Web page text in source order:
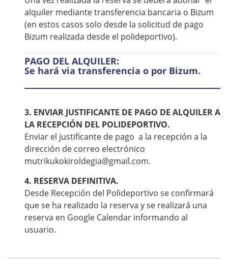
alquiler mediante transferencia bancaria o Bizum
(en estos casos solo desde la solicitud de pago
Bizum realizada desde el polideportivo).
PAGO DEL ALQUILER:
Se hará via transferencia o por Bizum.
3. ENVIAR JUSTIFICANTE DE PAGO DE ALQUILER A
LA RECEPCIÓN DEL POLIDEPORTIVO.
Enviar el justificante de pago a la recepción a la
dirección de correo electrónico
mutrikukokiroldegia@gmail.com.
4. RESERVA DEFINITIVA.
Desde Recepción del Polideportivo se confirmará
que se ha realizado la reserva y se realizará una
reserva en Google Calendar informando al
usuario.